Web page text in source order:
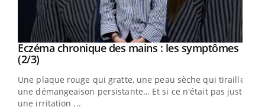
Youtube
Eczéma chronique des mains : les symptômes
(2/3)Youtube
Une plaque rouge qui gratte, une peau sèche qui tiraille,
une démangeaison persistante… Et si ce n'était pas juste
une irritation ...